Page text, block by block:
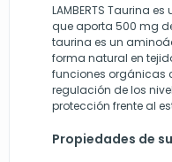
LAMBERTS Taurina
que aporta 500 mg
taurina es un
forma natural en
funciones orgánicas
regulación de los
protección frente al
Propiedades de